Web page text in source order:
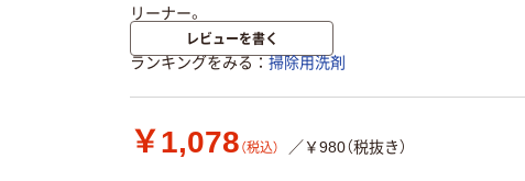
リーナー。
レビューを書く
ランキングをみる 掃除用洗剤
￥1,078 （税込） ／￥980（税抜き）